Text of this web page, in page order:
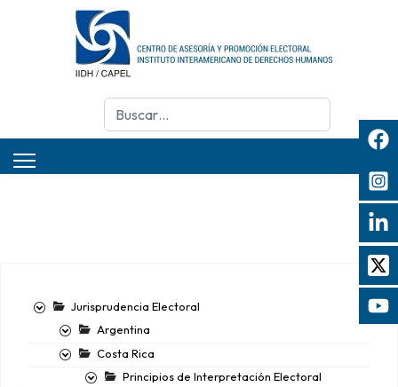
Buscar
Jurisprudencia Electoral
Argentina
Costa Rica
Principios de Interpretación Electoral